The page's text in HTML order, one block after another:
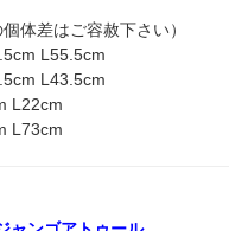
体差はご容赦下さい）
L55.5cm
L43.5cm
L22cm
L73cm